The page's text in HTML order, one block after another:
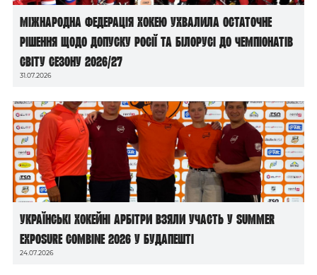
Міжнародна федерація хокею ухвалила остаточне
рішення щодо допуску росії та білорусі до чемпіонатів
світу сезону 2026/27
31.07.2026
Українські хокейні арбітри взяли участь у Summer
Exposure Combine 2026 у Будапешті
24.07.2026